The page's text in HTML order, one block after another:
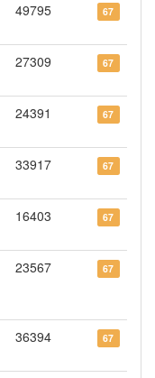
49795 67
27309 67
24391 67
33917 67
16403 67
23567 67
36394 67